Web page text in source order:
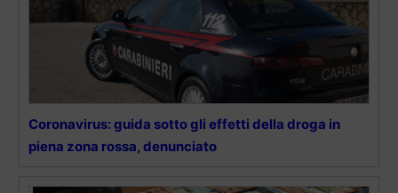
Coronavirus: guida sotto gli effetti della droga in
piena zona rossa, denunciato